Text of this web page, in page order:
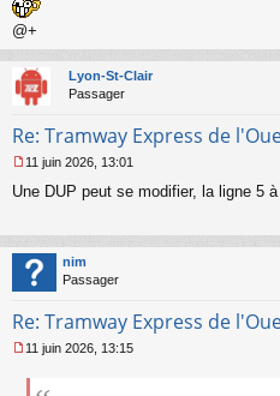
@+
Lyon-St-Clair
Passager
Re: Tramway Express de
e
a
g
e
o
l
11 juin 2026, 13:01
Une DUP peut se modifier, la ligne 5
nim
Passager
Re: Tramway Express de
e
11 juin 2026, 13:15